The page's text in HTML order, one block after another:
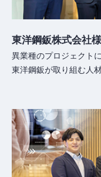
東洋鋼鈑株式会社様
異業種のプロジェクト
東洋鋼鈑が取り組む人